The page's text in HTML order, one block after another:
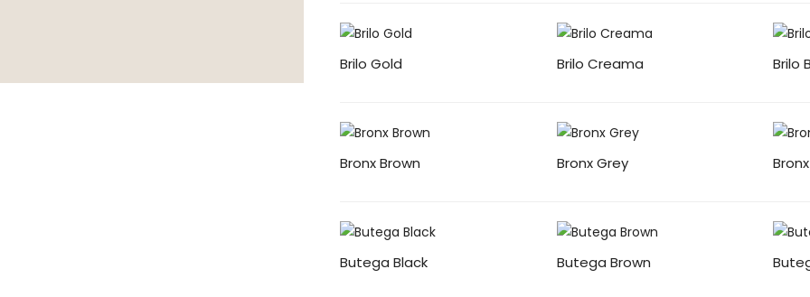
Brilo Gold Brilo Creama Brilo
Bronx Brown Bronx Grey
Butega Black Butega Brown